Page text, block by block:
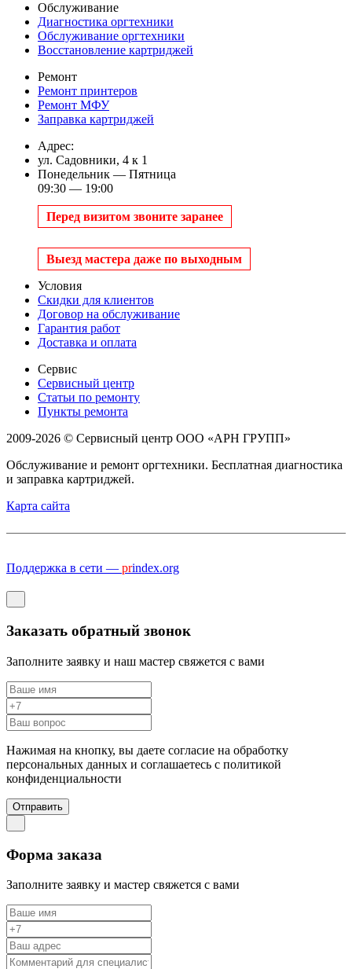
Обслуживание
Диагностика оргтехники
Обслуживание оргтехники
Восстановление картриджей
Ремонт
Ремонт принтеров
Ремонт МФУ
Заправка картриджей
Адрес:
ул. Садовники, 4 к 1
Понедельник — Пятница
09:30 — 19:00
Перед визитом звоните заранее
Выезд мастера даже по выходным
Условия
Скидки для клиентов
Договор на обслуживание
Гарантия работ
Доставка и оплата
Сервис
Сервисный центр
Статьи по ремонту
Пункты ремонта
2009-2026 © Сервисный центр ООО «АРН ГРУПП»
Обслуживание и ремонт оргтехники. Бесплатная диагностика
и заправка картриджей.
Карта сайта
Поддержка в сети — prindex.org
Заказать обратный звонок
Заполните заявку и наш мастер свяжется с вами
Нажимая на кнопку, вы даете согласие на обработку
персональных данных и соглашаетесь c политикой
конфиденциальности
Отправить
Форма заказа
Заполните заявку и мастер свяжется с вами